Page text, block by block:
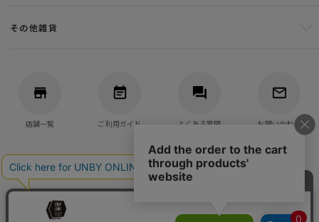
その他雑貨
店舗一覧 ご利用ガイド よくある質問 お問い合わせ